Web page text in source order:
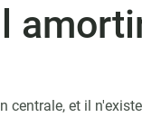
centrale, et il